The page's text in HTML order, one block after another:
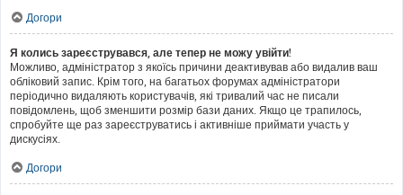
Догори
Я колись зареєструвався, але тепер не можу увійти!
Можливо, адміністратор з якоїсь причини деактивував або видалив ваш
обліковий запис. Крім того, на багатьох форумах адміністратори
періодично видаляють користувачів, які тривалий час не писали
повідомлень, щоб зменшити розмір бази даних. Якщо це трапилось,
спробуйте ще раз зареєструватись і активніше приймати участь у
дискусіях.
Догори